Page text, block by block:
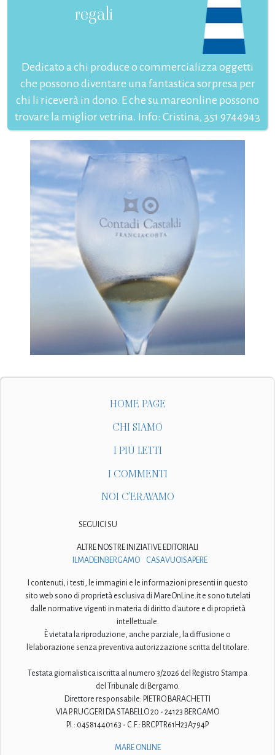
regali
Dedicato a chi produce o commercializza oggetti
che possono diventare una fantastica sorpresa per
chi li riceverà in dono. E che su mareonline possono
trovare la miglior vetrina. Info: Cristina, 351 9744943
HOME PAGE
CHI SIAMO
I PIÙ LETTI
I COMMENTI
NOI C'ERAVAMO
SEGUICI SU
ALTRE NOSTRE INIZIATIVE EDITORIALI
ILMADEINBERGAMO
CASAVUOISAPERE
I contenuti, i testi, le immagini e le informazioni presenti in questo
sito web sono di proprietà esclusiva di MareOnLine.it e sono tutelati
dalle normative vigenti in materia di diritto d'autore e di proprietà
intellettuale.
È vietata la riproduzione, anche parziale, la diffusione o
l'elaborazione senza preventiva autorizzazione scritta del titolare.
Testata giornalistica iscritta al numero 3/2026 del Registro Stampa
del Tribunale di Bergamo.
Direttore responsabile: PIETRO BARACHETTI
VIA P. RUGGERI DA STABELLO 20 - 24123 BERGAMO
P.I.: 04581440163 - C.F.: BRCPTR61H23A794P
MARE ONLINE